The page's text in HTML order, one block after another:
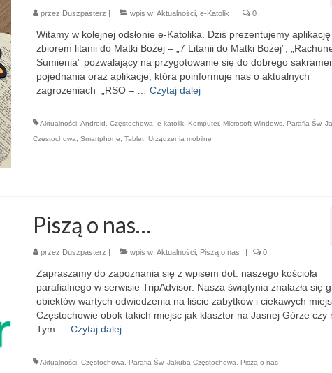
przez Duszpasterz wpis w: Aktualności, e-Katolik 0
Witamy w kolejnej odsłonie e-Katolika. Dziś prezentujemy aplikację
zbiorem litanii do Matki Bożej – „7 Litanii do Matki Bożej”,
Sumienia” pozwalający na przygotowanie się do dobrego
pojednania oraz aplikacje, która poinformuje nas o aktualnych
zagrożeniach „RSO – … Czytaj dalej
Aktualności, Android , Częstochowa, e-katolik, Komputer, Microsoft Windows, Parafia Św.
Częstochowa, Smartphone, Tablet, Urządzenia mobilne
Piszą o nas…
przez Duszpasterz wpis w: Aktualności, Piszą o nas 0
Zapraszamy do zapoznania się z wpisem dot. naszego kościoła
parafialnego w serwisie TripAdvisor. Nasza świątynia znalazła się
obiektów wartych odwiedzenia na liście zabytków i ciekawych
Częstochowie obok takich miejsc jak klasztor na Jasnej Górze czy
Tym … Czytaj dalej
Aktualności, Częstochowa, Parafia Św. Jakuba Częstochowa, Piszą o nas